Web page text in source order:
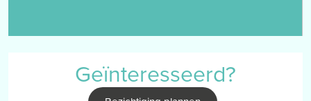
De woning is gelegen op een bijzonder groot perceeloppervlakte
wat voor diverse doeleinden gebruikt kan worden. De tuin is
Geïnteresseerd?